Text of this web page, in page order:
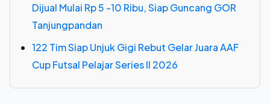
Dijual Mulai Rp 5 -10 Ribu, Siap Guncang GOR
Tanjungpandan
122 Tim Siap Unjuk Gigi Rebut Gelar Juara AAF
Cup Futsal Pelajar Series II 2026